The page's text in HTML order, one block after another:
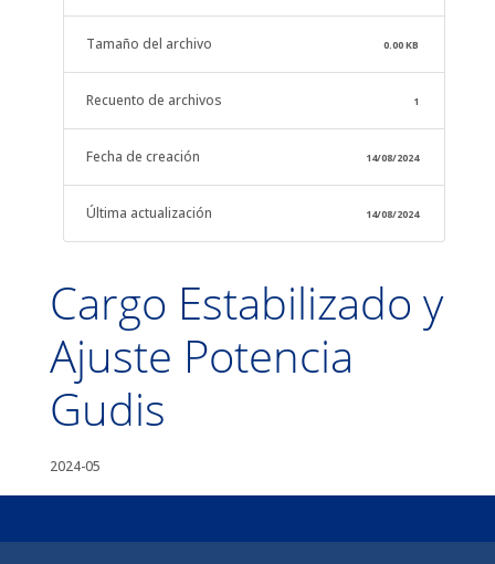
Tamaño del archivo 0.00 KB
Recuento de archivos 1
Fecha de creación 14/08/2024
Última actualización 14/08/2024
Cargo Estabilizado y
Ajuste Potencia
Gudis
2024-05